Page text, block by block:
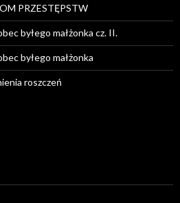
PRZESTĘPSTW
byłego małżonka cz. II.
byłego małżonka
roszczeń